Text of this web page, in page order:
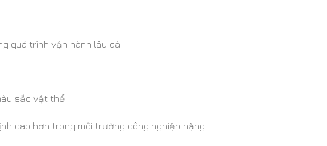
quá trình vận hành lâu dài.
sắc vật thể.
cao hơn trong môi trường công nghiệp nặng.